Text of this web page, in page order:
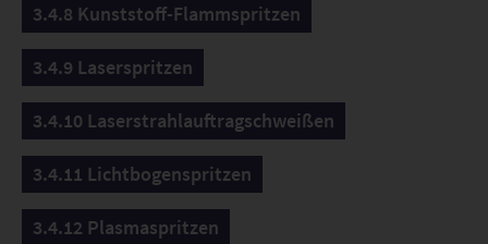
3.4.8 Kunststoff-Flammspritzen
3.4.9 Laserspritzen
3.4.10 Laserstrahlauftragschweißen
3.4.11 Lichtbogenspritzen
3.4.12 Plasmaspritzen